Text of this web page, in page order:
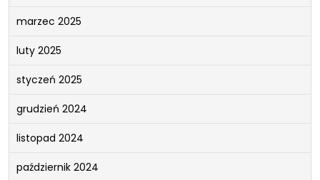
marzec 2025
luty 2025
styczeń 2025
grudzień 2024
listopad 2024
październik 2024